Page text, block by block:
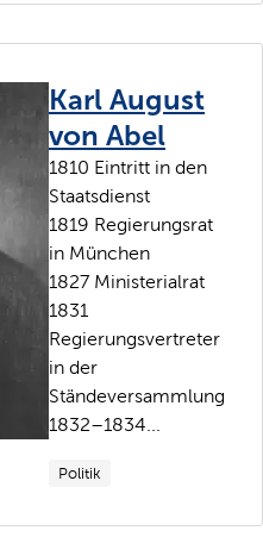
Karl August
von Abel
1810 Eintritt in den
Staatsdienst
1819 Regierungsrat
in München
1827 Ministerialrat
1831
Regierungsvertreter
in der
Ständeversammlung
1832–1834...
Politik